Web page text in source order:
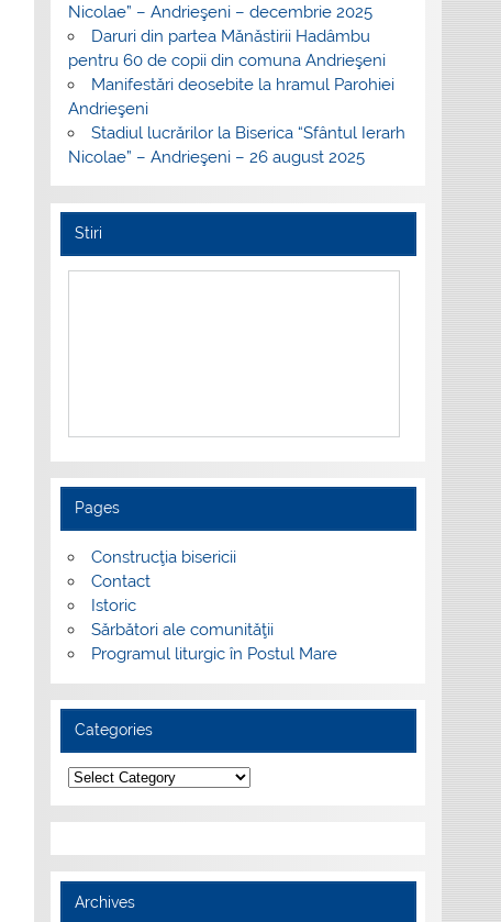
Nicolae” – Andrieşeni – decembrie 2025
Daruri din partea Mănăstirii Hadâmbu
pentru 60 de copii din comuna Andrieşeni
Manifestări deosebite la hramul Parohiei
Andrieşeni
Stadiul lucrărilor la Biserica “Sfântul Ierarh
Nicolae” – Andrieşeni – 26 august 2025
Stiri
Pages
Construcţia bisericii
Contact
Istoric
Sărbători ale comunităţii
Programul liturgic în Postul Mare
Categories
Categories
Archives